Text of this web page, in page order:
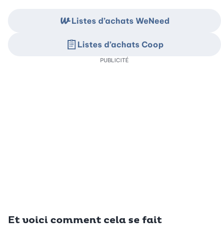
Et voici comment cela se fait
Listes d’achats WeNeed
Listes d’achats Coop
PUBLICITÉ